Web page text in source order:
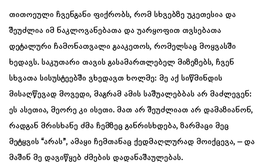
თითოეული ჩვენგანი ფიქრობს, რომ სხვებზე უკეთესია და
შეუძლია იმ ნაკლოვანებათა და უარყოფით თვსებათა
დეტალური ჩამონათვალი გააკეთოს, რომელსაც მოყვასში
ხედავს. საკუთარი თავის გასამართლებელ მიზეზებს, ჩვენ
სხვათა სისუსტეებში ვხედავთ ხოლმე: მე აქ სიწმინდის
მისაღწევად მოვედი, მაგრამ ამის საშუალებბას არ მაძლევენ:
ეს ასეთია, მეორე კი ისეთი. მათ არ შეუძლიათ არ დამაზიანონ,
რადგან მრისხანე ძმა ჩემზეც განრისხდება, ზარმაცი მეც
მეტყვის “არას”, ამაყი ჩემთანაც ქედმაღლურად მოიქცევა, – და
მაშინ მე დავიწყებ ძმების დადანაშაულებას.